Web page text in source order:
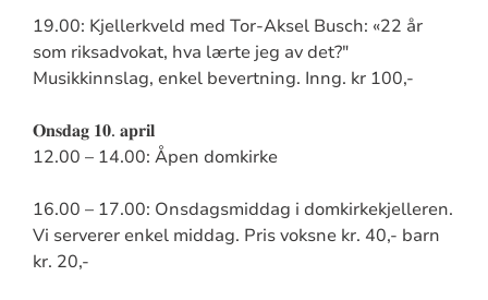
19.00: Kjellerkveld med Tor-Aksel Busch: «22 år
som riksadvokat, hva lærte jeg av det?"
Musikkinnslag, enkel bevertning. Inng. kr 100,-
𝐎𝐧𝐬𝐝𝐚𝐠 𝟏𝟎. 𝐚𝐩𝐫𝐢𝐥
12.00 – 14.00: Åpen domkirke
16.00 – 17.00: Onsdagsmiddag i domkirkekjelleren.
Vi serverer enkel middag. Pris voksne kr. 40,- barn
kr. 20,-